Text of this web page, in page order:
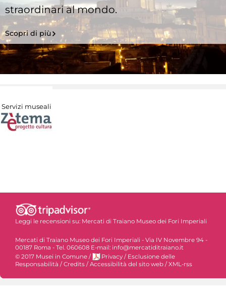
straordinari al mondo.
Scopri di più
Servizi museali
Leggi le recensioni su: Mercati di Traiano Museo dei Fori Imperiali
Mercati di Traiano Museo dei Fori Imperiali - Via IV Novembre 94 -
00187 Roma - Tel. 060608 E-mail: info@mercatiditraiano.it
© 2017 Musei in Comune / Privacy / Esclusione delle
Responsabilità /Credits /Accessibilità del sito web /XML-rss